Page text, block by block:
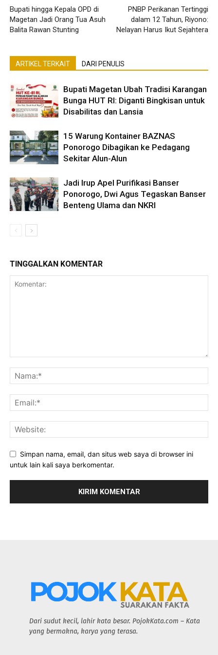
Bupati hingga Kepala OPD di
Magetan Jadi Orang Tua Asuh
Balita Rawan Stunting
PNBP Perikanan Tertinggi
dalam 12 Tahun, Riyono:
Nelayan Harus Ikut Sejahtera
ARTIKEL TERKAIT DARI PENULIS
Bupati Magetan Ubah Tradisi Karangan
Bunga HUT RI: Diganti Bingkisan untuk
Disabilitas dan Lansia
15 Warung Kontainer BAZNAS
Ponorogo Dibagikan ke Pedagang
Sekitar Alun-Alun
Jadi Irup Apel Purifikasi Banser
Ponorogo, Dwi Agus Tegaskan Banser
Benteng Ulama dan NKRI
TINGGALKAN KOMENTAR
Simpan nama, email, dan situs web saya di browser ini
untuk lain kali saya berkomentar.
Dari sudut kecil, lahir kata besar. PojokKata.com – Kata
yang bermakna, karya yang terasa.